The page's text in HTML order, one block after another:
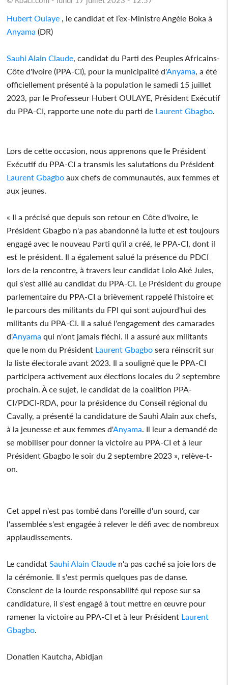
Hubert Oulaye , le candidat et l’ex-Ministre Angèle Boka à
Anyama (DR)
Sauhi Alain Claude , candidat du Parti des Peuples Africains-
Côte d'Ivoire (PPA-CI), pour la municipalité d'Anyama , a été
officiellement présenté à la population le samedi 15 juillet
2023, par le Professeur Hubert OULAYE, Président Exécutif
du PPA-CI, rapporte une note du parti de Laurent Gbagbo
Lors de cette occasion, nous apprenons que le Président
Exécutif du PPA-CI a transmis les salutations du Président
Laurent Gbagbo aux chefs de communautés, aux femmes et
aux jeunes.
« Il a précisé que depuis son retour en Côte d'Ivoire, le
Président Gbagbo n'a pas abandonné la lutte et est toujours
engagé avec le nouveau Parti qu'il a créé, le PPA-CI, dont il
est le président. Il a également salué la présence du PDCI
lors de la rencontre, à travers leur candidat Lolo Aké Jules,
qui s'est allié au candidat du PPA-CI. Le Président du groupe
parlementaire du PPA-CI a brièvement rappelé l'histoire et
le parcours des militants du FPI qui sont aujourd'hui des
militants du PPA-CI. Il a salué l'engagement des camarades
d'Anyama qui n'ont jamais fléchi. Il a assuré aux militants
que le nom du Président Laurent Gbagbo sera réinscrit sur
la liste électorale avant 2023. Il a souligné que le PPA-CI
participera activement aux élections locales du 2 septembre
prochain. À ce sujet, le candidat de la coalition PPA-
CI/PDCI-RDA, pour la présidence du Conseil régional du
Cavally, a présenté la candidature de Sauhi Alain aux chefs,
à la jeunesse et aux femmes d'Anyama . Il leur a demandé de
se mobiliser pour donner la victoire au PPA-CI et à leur
Président Gbagbo le soir du 2 septembre 2023 », relève-t-
on.
Cet appel n'est pas tombé dans l'oreille d'un sourd, car
l'assemblée s'est engagée à relever le défi avec de nombreux
applaudissements.
Le candidat Sauhi Alain Claude n'a pas caché sa joie lors de
la cérémonie. Il s'est permis quelques pas de danse.
Conscient de la lourde responsabilité qui repose sur sa
candidature, il s'est engagé à tout mettre en œuvre pour
ramener la victoire au PPA-CI et à leur Président Laurent
Gbagbo
Donatien Kautcha, Abidjan